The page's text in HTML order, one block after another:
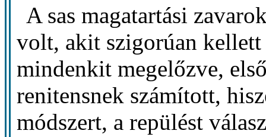
A sas magatartási
volt, akit szigorúan kellett
mindenkit megelőzve,
renitensnek számított,
módszert, a repülést